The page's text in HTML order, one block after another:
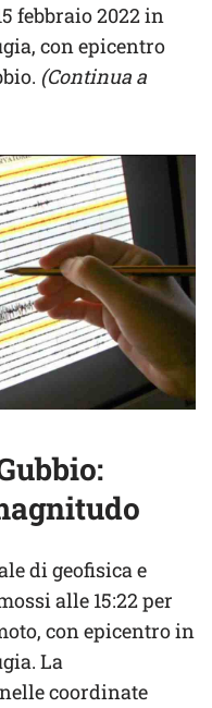
febbraio 2022 in
con epicentro
(Continua a
di geofisica e
alle 15:22 per
con epicentro in
La
coordinate